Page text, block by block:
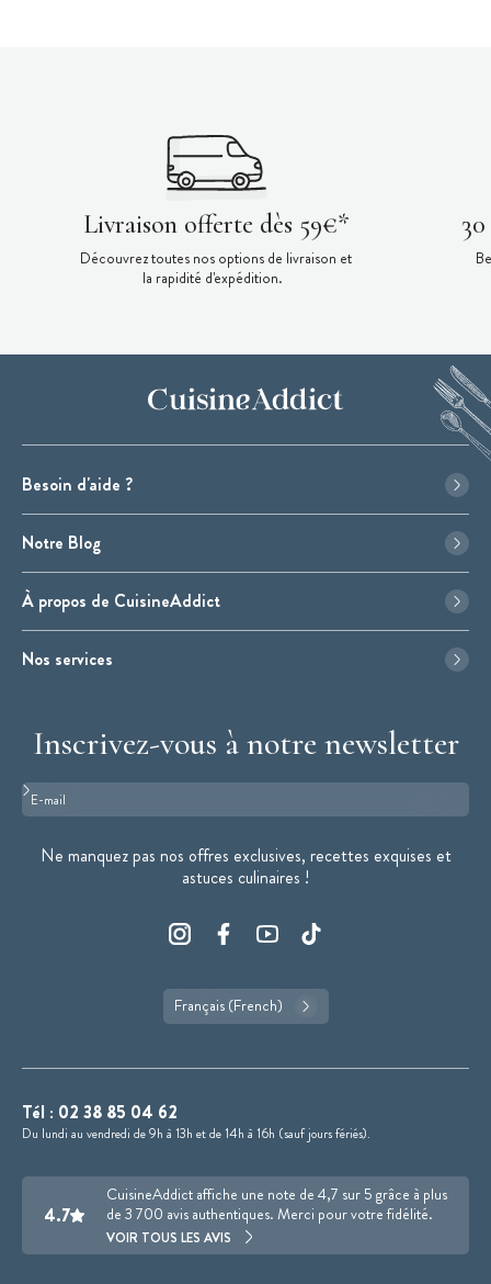
Livraison offerte dès 59€*
Découvrez toutes nos options de livraison et
la rapidité d'expédition.
Besoin d'aide ?
Notre Blog
À propos de CuisineAddict
Nos services
Inscrivez-vous à notre newsletter
Format : adresse@email.com
Ne manquez pas nos offres exclusives, recettes exquises et
astuces culinaires !
Français (French)
Tél : 02 38 85 04 62
Du lundi au vendredi de 9h à 13h et de 14h à 16h (sauf jours fériés).
4.7
CuisineAddict affiche une note de 4,7 sur 5 grâce à plus
de 3 700 avis authentiques. Merci pour votre fidélité.
VOIR TOUS LES AVIS